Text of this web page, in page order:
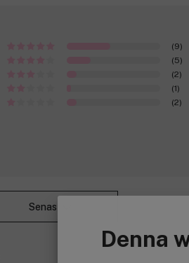
Denna
(9)
(5)
(2)
(1)
(2)
Senast